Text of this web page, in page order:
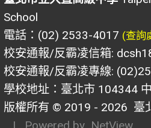
School
電話：(02) 2533-4017 (查詢
校安通報/反霸凌信箱:
校安通報/反霸凌專線:
學校地址：臺北市 104344
版權所有 © 2019 - 2026 臺